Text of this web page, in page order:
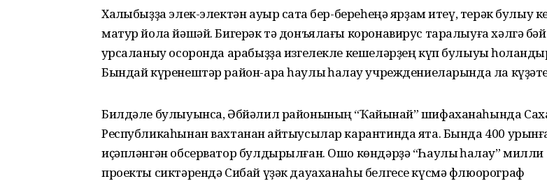
Халҡыбыҙҙа элек-электән ауыр саҡта бер-береһеңә ярҙам итеү, терәк булыу
матур йола йәшәй. Бигерәк тә донъялағы коронавирус таралыуға хәлгә
ҡурсаланыу осоронда арабыҙҙа изгелекле кешеләрҙең күп булыуы
Бындай күренештәр район-ара һаулыҡ һаҡлау учреждениеларында ла
Билдәле булыуынса, Әбйәлил районының “Ҡайынҡай” шифаханаһында
Республикаһынан вахтанан ҡайтыусылар карантинда ята. Бында 400
иҫәпләнгән обсерватор булдырылған. Ошо көндәрҙә “Һаулыҡ һаҡлау” милли
проекты сиктәрендә Сибай үҙәк дауаханаһы белгесе күсмә флюорограф